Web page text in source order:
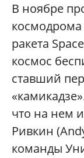
В ноябре
космодрома
ракета
космос
ставший
что на нем
Ривкин
команды